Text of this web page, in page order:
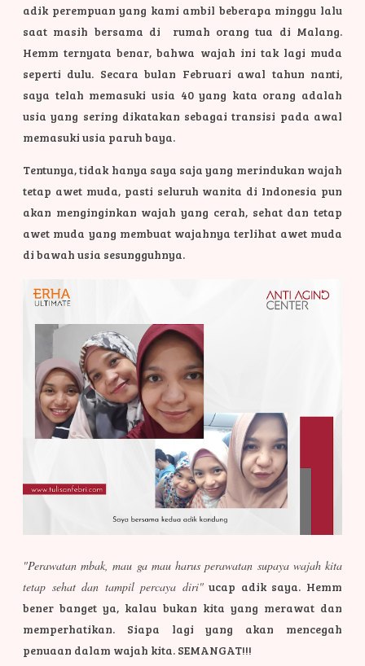
adik perempuan yang kami ambil beberapa minggu lalu
saat masih bersama di rumah orang tua di Malang.
Hemm ternyata benar, bahwa wajah ini tak lagi muda
seperti dulu. Secara bulan Februari awal tahun nanti,
saya telah memasuki usia 40 yang kata orang adalah
usia yang sering dikatakan sebagai transisi pada awal
memasuki usia paruh baya.
Tentunya, tidak hanya saya saja yang merindukan wajah
tetap awet muda, pasti seluruh wanita di Indonesia pun
akan menginginkan wajah yang cerah, sehat dan tetap
awet muda yang membuat wajahnya terlihat awet muda
di bawah usia sesungguhnya.
"Perawatan mbak, mau ga mau harus perawatan supaya wajah kita
tetap sehat dan tampil percaya diri"ucap adik saya. Hemm
bener banget ya, kalau bukan kita yang merawat dan
memperhatikan. Siapa lagi yang akan mencegah
penuaan dalam wajah kita. SEMANGAT!!!